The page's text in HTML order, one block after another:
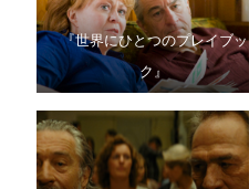
『世界にひとつのプレイブッ
ク』